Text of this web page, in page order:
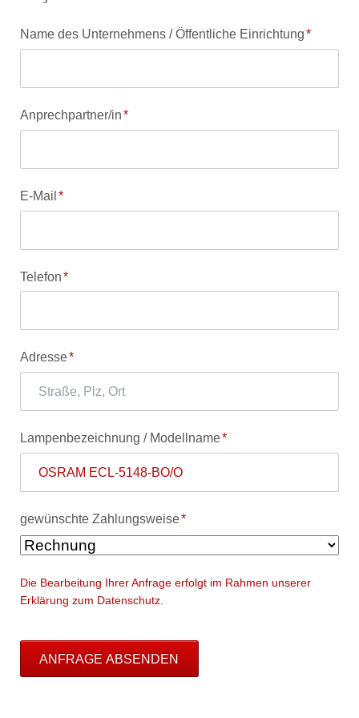
Pflichtfeld
Name des Unternehmens / Öffentliche Einrichtung*
Pflichtfeld
Anprechpartner/in*
Pflichtfeld
E-Mail*
Pflichtfeld
Telefon*
Pflichtfeld
Adresse*
Pflichtfeld
Lampenbezeichnung / Modellname*
Pflichtfeld
gewünschte Zahlungsweise*
Die Bearbeitung Ihrer Anfrage erfolgt im Rahmen unserer
Erklärung zum Datenschutz.
ANFRAGE ABSENDEN